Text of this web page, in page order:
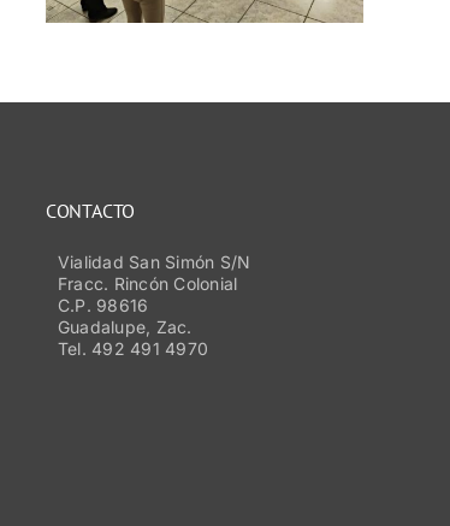
CONTACTO
Vialidad San Simón S/N
Fracc. Rincón Colonial
C.P. 98616
Guadalupe, Zac.
Tel. 492 491 4970